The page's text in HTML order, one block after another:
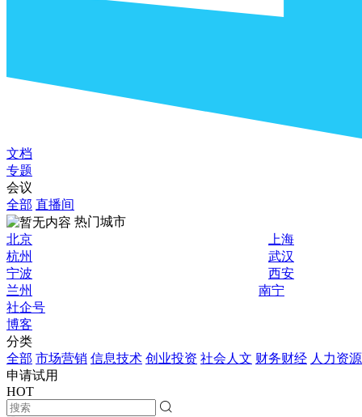
文档
专题
会议
全部 直播间
热门城市
北京
上海
杭州
武汉
宁波
西安
兰州
南宁
社企号
博客
分类
全部 市场营销 信息技术 创业投资 社会人文 财务财经 人力资源
申请试用
HOT